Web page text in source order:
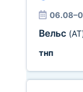
Вельс
тнп